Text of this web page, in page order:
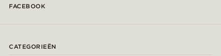
FACEBOOK
CATEGORIEËN